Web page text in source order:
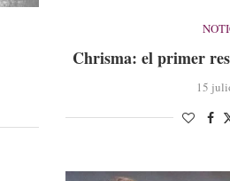
Chrisma: el primer
15